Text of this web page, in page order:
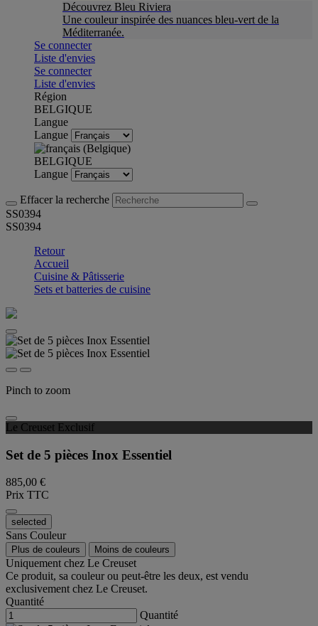
Découvrez Bleu Riviera
Une couleur inspirée des nuances bleu-vert de la
Méditerranée.
Se connecter
Liste d'envies
Se connecter
Liste d'envies
Région
BELGIQUE
Langue
Langue
BELGIQUE
Langue
Effacer la recherche
SS0394
SS0394
Retour
Accueil
Cuisine & Pâtisserie
Sets et batteries de cuisine
Pinch to zoom
Le Creuset Exclusif
Set de 5 pièces Inox Essentiel
885,00 €
Prix TTC
selected
Sans Couleur
Plus de couleurs Moins de couleurs
Uniquement chez Le Creuset
Ce produit, sa couleur ou peut-être les deux, est vendu
exclusivement chez Le Creuset.
Quantité
Quantité